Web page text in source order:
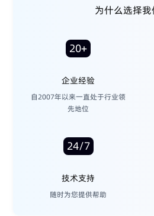
为什么选择我
20+
企业经验
自2007年以来一直处于行业领
先地位
24/7
技术支持
随时为您提供帮助